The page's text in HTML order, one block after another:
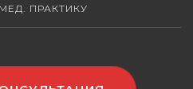
ПРАКТИКУ